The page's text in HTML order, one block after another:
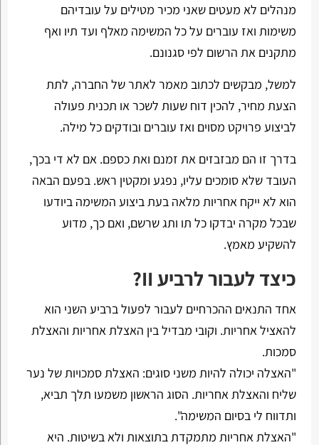
מנהלים לא מעטים שאני מכיר מטילים על עובדיהם
משימות ואז עוברים על כל המשימה מאלף ועד תיו ואף
מתקנים את הרשום לפי סגנונם.
למשל, מבקשים לכתוב מאמר לאתר של החברה, לתת
הצעת מחיר, להכין דוח שעות לשכר או תכנית פעולה
לביצוע פרויקט מסוים ואז עוברים ובודקים כל מילה.
בדרך זו הם מבזבזים את זמנם ואת כספם. אם לא די בכך,
העובד שלא סומכים עליו, נפגע ומקטין ראש. בפעם הבאה
הוא לא ייקח אחריות מלאה בעת ביצוע המשימה ביודעו
שבכל מקרה יבדקו כל תו ותג שרשם, ואם כך, מדוע
להשקיע מאמץ.
כיצד לעבור לרביע II?
אחד התנאים ההכרחיים לעבור לפעול ברביע השני הוא
להאציל אחריות. וקובי מבדיל בין האצלת אחריות והאצלת
סמכות.
"האצלה יכולה להיות משני סוגים: האצלת סמכויות של נער
שליח והאצלת אחריות. הסוג הראשון משמעו תלך תביא,
ותדווח לי בסיום המשימה".
"האצלת אחריות מתמקדת בתוצאות ולא בשיטות. היא